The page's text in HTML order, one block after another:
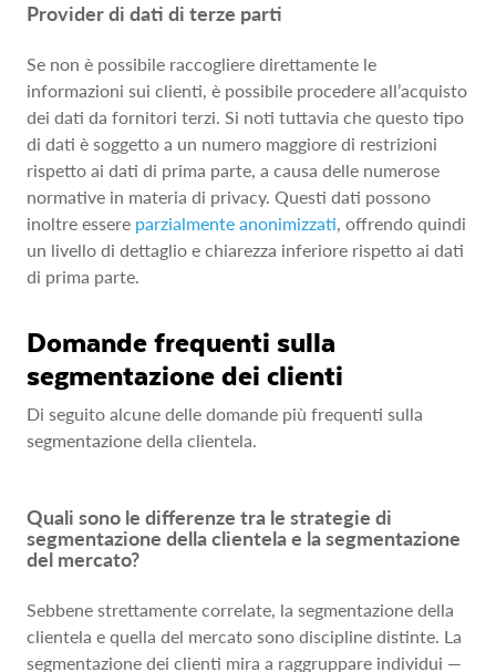
Provider di dati di terze parti
Se non è possibile raccogliere direttamente le
informazioni sui clienti, è possibile procedere all’acquisto
dei dati da fornitori terzi. Si noti tuttavia che questo tipo
di dati è soggetto a un numero maggiore di restrizioni
rispetto ai dati di prima parte, a causa delle numerose
normative in materia di privacy. Questi dati possono
inoltre essere parzialmente anonimizzati, offrendo quindi
un livello di dettaglio e chiarezza inferiore rispetto ai dati
di prima parte.
Domande frequenti sulla
segmentazione dei clienti
Di seguito alcune delle domande più frequenti sulla
segmentazione della clientela.
Quali sono le differenze tra le strategie di
segmentazione della clientela e la segmentazione
del mercato?
Sebbene strettamente correlate, la segmentazione della
clientela e quella del mercato sono discipline distinte. La
segmentazione dei clienti mira a raggruppare individui —